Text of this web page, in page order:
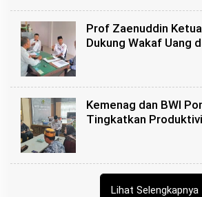
Prof Zaenuddin
Dukung Wakaf Uang
Kemenag dan BWI
Tingkatkan
Lihat Selengkapnya